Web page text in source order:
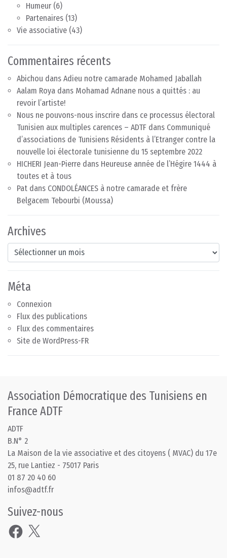
Humeur (6)
Partenaires (13)
Vie associative (43)
Commentaires récents
Abichou dans Adieu notre camarade Mohamed Jaballah
Aalam Roya dans Mohamad Adnane nous a quittés : au
revoir l’artiste!
Nous ne pouvons-nous inscrire dans ce processus électoral
Tunisien aux multiples carences – ADTF dans Communiqué
d’associations de Tunisiens Résidents à l’Etranger contre la
nouvelle loi électorale tunisienne du 15 septembre 2022
HICHERI Jean-Pierre dans Heureuse année de l’Hégire 1444 à
toutes et à tous
Pat dans CONDOLÉANCES à notre camarade et frère
Belgacem Tebourbi (Moussa)
Archives
Archives
Méta
Connexion
Flux des publications
Flux des commentaires
Site de WordPress-FR
Association Démocratique des Tunisiens en
France ADTF
ADTF
B.N° 2
La Maison de la vie associative et des citoyens ( MVAC) du 17e
25, rue Lantiez - 75017 Paris
01 87 20 40 60
infos@adtf.fr
Suivez-nous
Facebook
X